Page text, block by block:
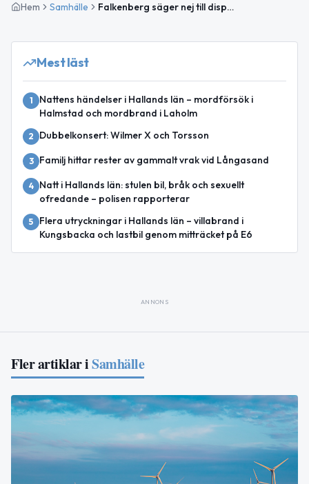
Hem Samhälle Falkenberg säger nej till dispens för råkbekämpning
Mest läst
1
Nattens händelser i Hallands län – mordförsök i
Halmstad och mordbrand i Laholm
2 Dubbelkonsert: Wilmer X och Torsson
3 Familj hittar rester av gammalt vrak vid Långasand
4
Natt i Hallands län: stulen bil, bråk och sexuellt
ofredande – polisen rapporterar
5
Flera utryckningar i Hallands län – villabrand i
Kungsbacka och lastbil genom mitträcket på E6
ANNONS
Fler artiklar iSamhälle